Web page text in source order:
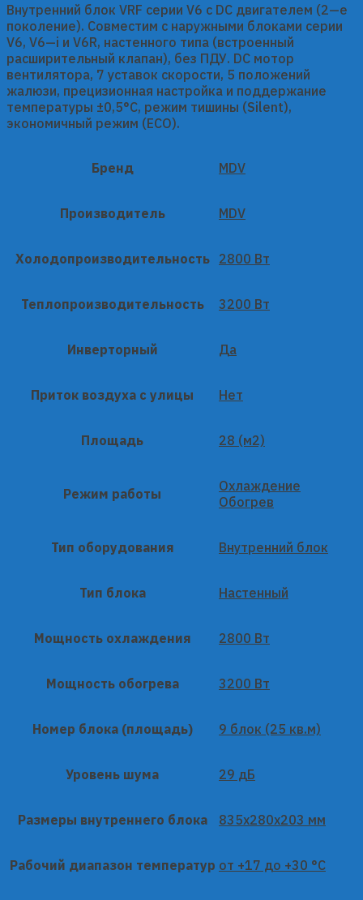
Внутренний блок VRF серии V6 с DC двигателем (2—е
поколение). Совместим с наружными блоками серии
V6, V6—i и V6R, настенного типа (встроенный
расширительный клапан), без ПДУ. DC мотор
вентилятора, 7 уставок скорости, 5 положений
жалюзи, прецизионная настройка и поддержание
температуры ±0,5°С, режим тишины (Silent),
экономичный режим (ECO).
Бренд MDV
Производитель MDV
Холодопроизводительность 2800 Вт
Теплопроизводительность 3200 Вт
Инверторный Да
Приток воздуха с улицы Нет
Площадь 28 (м2)
Режим работы
Охлаждение
Обогрев
Тип оборудования Внутренний блок
Тип блока Настенный
Мощность охлаждения 2800 Вт
Мощность обогрева 3200 Вт
Номер блока (площадь) 9 блок (25 кв.м)
Уровень шума 29 дБ
Размеры внутреннего блока 835x280x203 мм
Рабочий диапазон температур от +17 до +30 °C